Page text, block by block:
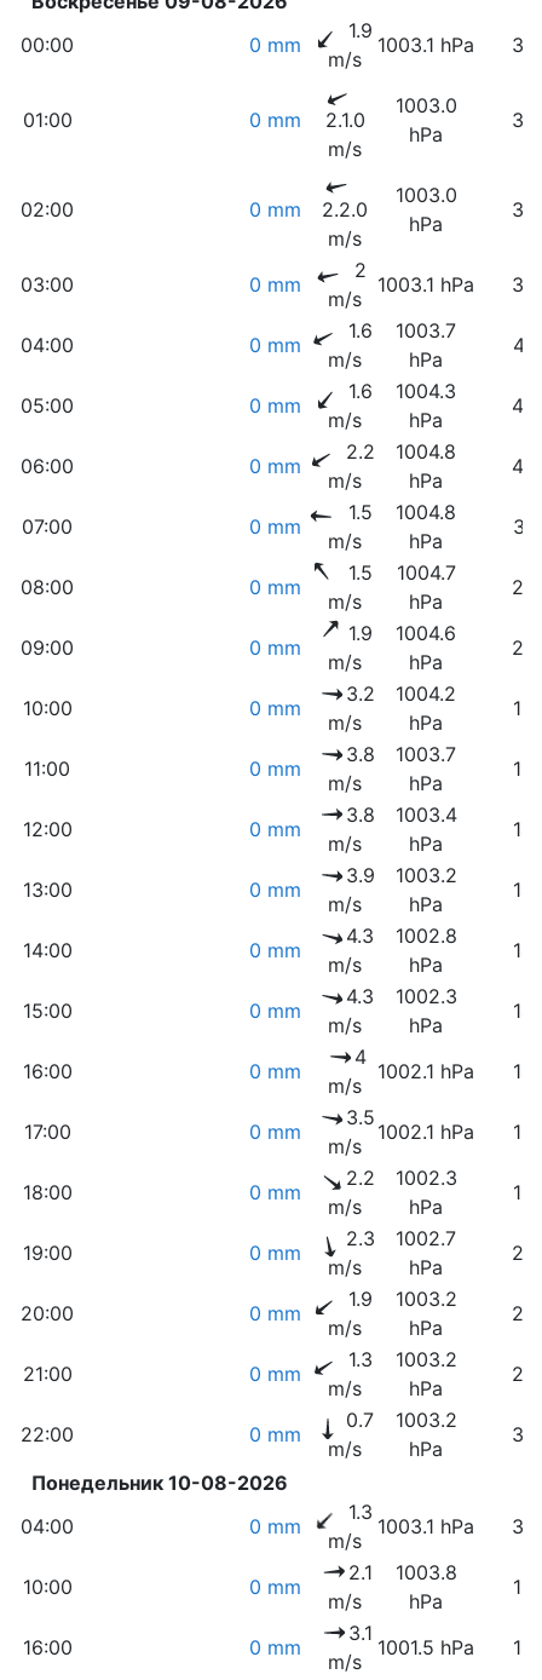
00:00
0 mm
1.9
m/s
1003.1 hPa
01:00 0 mm
2.1.0
m/s
1003.0
hPa
02:00 0 mm
2.2.0
m/s
1003.0
hPa
03:00 0 mm
2
m/s
1003.1 hPa
04:00 0 mm
1.6
m/s
1003.7
hPa
05:00 0 mm
1.6
m/s
1004.3
hPa
06:00 0 mm
2.2
m/s
1004.8
hPa
07:00 0 mm
1.5
m/s
1004.8
hPa
08:00 0 mm
1.5
m/s
1004.7
hPa
09:00 0 mm
1.9
m/s
1004.6
hPa
10:00 0 mm
3.2
m/s
1004.2
hPa
11:00 0 mm
3.8
m/s
1003.7
hPa
12:00 0 mm
3.8
m/s
1003.4
hPa
13:00 0 mm
3.9
m/s
1003.2
hPa
14:00 0 mm
4.3
m/s
1002.8
hPa
15:00 0 mm
4.3
m/s
1002.3
hPa
16:00 0 mm
4
m/s
1002.1 hPa
17:00 0 mm
3.5
m/s
1002.1 hPa
18:00 0 mm
2.2
m/s
1002.3
hPa
19:00 0 mm
2.3
m/s
1002.7
hPa
20:00 0 mm
1.9
m/s
1003.2
hPa
21:00 0 mm
1.3
m/s
1003.2
hPa
22:00 0 mm
0.7
m/s
1003.2
hPa
Понедельник 10-08-2026
04:00
0 mm
1.3
m/s
1003.1 hPa
10:00 0 mm
2.1
m/s
1003.8
hPa
16:00 0 mm
3.1
m/s
1001.5 hPa